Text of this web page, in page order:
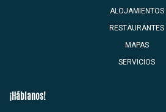
ALOJAMIENTOS
RESTAURANTES
MAPAS
SERVICIOS
¡Háblanos!